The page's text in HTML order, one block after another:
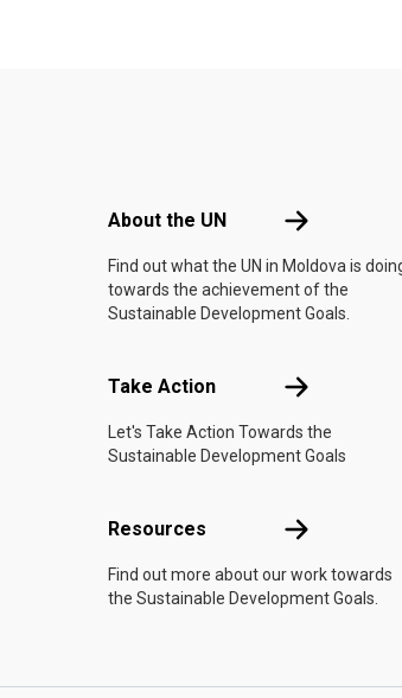
About the UN About the UN
Find out what the UN in Moldova is
towards the achievement of the
Sustainable Development Goals.
Take Action Take Action
Let's Take Action Towards the
Sustainable Development Goals
Resources Resources
Find out more about our work towards
the Sustainable Development Goals.